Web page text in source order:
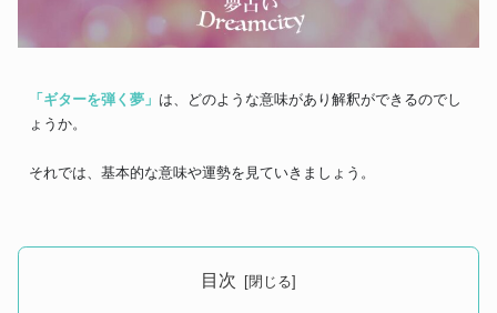
「ギターを弾く夢」 は、どのような意味があり解釈ができるのでし
ょうか。
それでは、基本的な意味や運勢を見ていきましょう。
目次